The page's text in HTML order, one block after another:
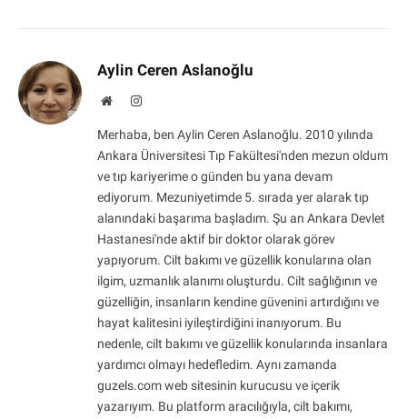
Aylin Ceren Aslanoğlu
WebsiteInstagram
Merhaba, ben Aylin Ceren Aslanoğlu. 2010 yılında
Ankara Üniversitesi Tıp Fakültesi'nden mezun oldum
ve tıp kariyerime o günden bu yana devam
ediyorum. Mezuniyetimde 5. sırada yer alarak tıp
alanındaki başarıma başladım. Şu an Ankara Devlet
Hastanesi'nde aktif bir doktor olarak görev
yapıyorum. Cilt bakımı ve güzellik konularına olan
ilgim, uzmanlık alanımı oluşturdu. Cilt sağlığının ve
güzelliğin, insanların kendine güvenini artırdığını ve
hayat kalitesini iyileştirdiğini inanıyorum. Bu
nedenle, cilt bakımı ve güzellik konularında insanlara
yardımcı olmayı hedefledim. Aynı zamanda
guzels.com web sitesinin kurucusu ve içerik
yazarıyım. Bu platform aracılığıyla, cilt bakımı,